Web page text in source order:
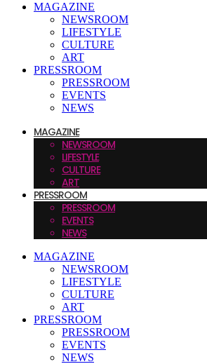
MAGAZINE
NEWSROOM
LIFESTYLE
CULTURE
ART
PRESSROOM
PRESSROOM
EVENTS
NEWS
MAGAZINE
NEWSROOM
LIFESTYLE
CULTURE
ART
PRESSROOM
PRESSROOM
EVENTS
NEWS
MAGAZINE
NEWSROOM
LIFESTYLE
CULTURE
ART
PRESSROOM
PRESSROOM
EVENTS
NEWS